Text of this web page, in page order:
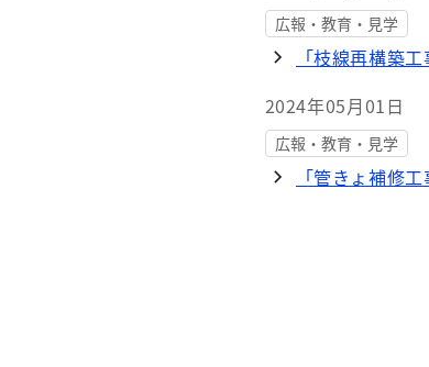
広報・教育・見学
「枝線再構築
2024年05月01日
広報・教育・見学
「管きょ補修